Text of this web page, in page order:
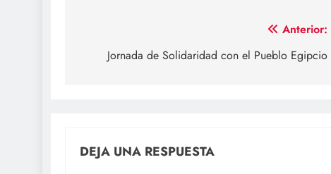
Anterior:
Jornada de Solidaridad con el Pueblo Egipcio
DEJA UNA RESPUESTA